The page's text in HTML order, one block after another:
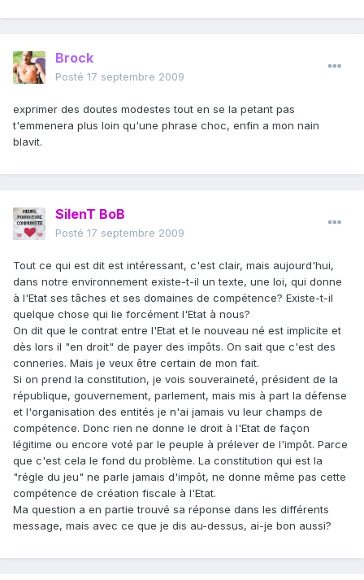
Brock
Posté 17 septembre 2009
exprimer des doutes modestes tout en se la petant pas
t'emmenera plus loin qu'une phrase choc, enfin a mon nain
blavit.
SilenT BoB
Posté 17 septembre 2009
Tout ce qui est dit est intéressant, c'est clair, mais aujourd'hui,
dans notre environnement existe-t-il un texte, une loi, qui donne
à l'Etat ses tâches et ses domaines de compétence? Existe-t-il
quelque chose qui lie forcément l'Etat à nous?
On dit que le contrat entre l'Etat et le nouveau né est implicite et
dès lors il "en droit" de payer des impôts. On sait que c'est des
conneries. Mais je veux être certain de mon fait.
Si on prend la constitution, je vois souveraineté, président de la
république, gouvernement, parlement, mais mis à part la défense
et l'organisation des entités je n'ai jamais vu leur champs de
compétence. Donc rien ne donne le droit à l'Etat de façon
légitime ou encore voté par le peuple à prélever de l'impôt. Parce
que c'est cela le fond du problème. La constitution qui est la
"régle du jeu" ne parle jamais d'impôt, ne donne même pas cette
compétence de création fiscale à l'Etat.
Ma question a en partie trouvé sa réponse dans les différents
message, mais avec ce que je dis au-dessus, ai-je bon aussi?